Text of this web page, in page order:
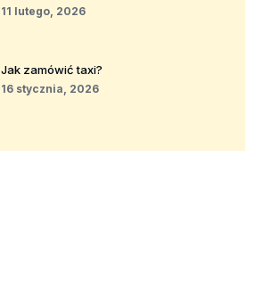
11 lutego, 2026
Jak zamówić taxi?
16 stycznia, 2026